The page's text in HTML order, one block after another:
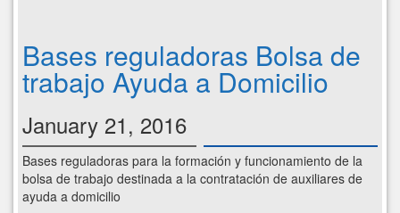
Bases reguladoras Bolsa de
trabajo Ayuda a Domicilio
January 21, 2016
Bases reguladoras para la formación y funcionamiento de la
bolsa de trabajo destinada a la contratación de auxiliares de
ayuda a domicilio